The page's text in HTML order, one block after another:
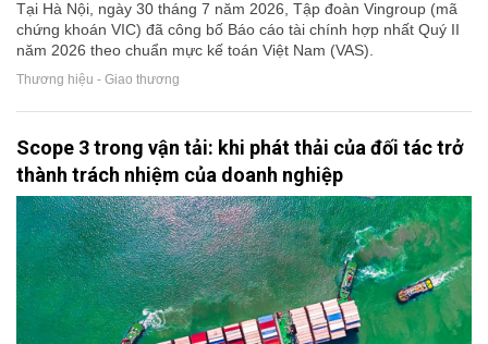
Tại Hà Nội, ngày 30 tháng 7 năm 2026, Tập đoàn Vingroup (mã
chứng khoán VIC) đã công bố Báo cáo tài chính hợp nhất Quý II
năm 2026 theo chuẩn mực kế toán Việt Nam (VAS).
Thương hiệu - Giao thương
Scope 3 trong vận tải: khi phát thải của đối tác trở
thành trách nhiệm của doanh nghiệp